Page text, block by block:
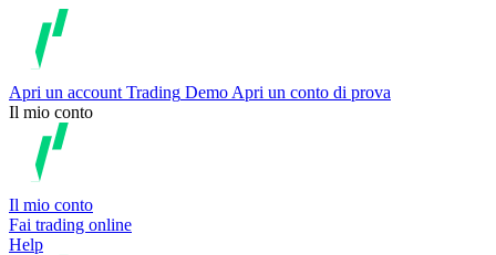
Apri un account Trading Demo Apri un conto di prova
Il mio conto
Il mio conto
Fai trading online
Help